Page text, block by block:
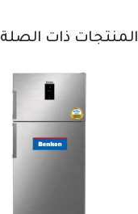
المنتجات ذات الصلة